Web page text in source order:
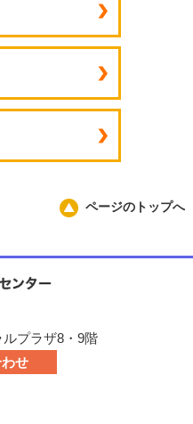
ページのトップへ
プラザ8・9階
せ